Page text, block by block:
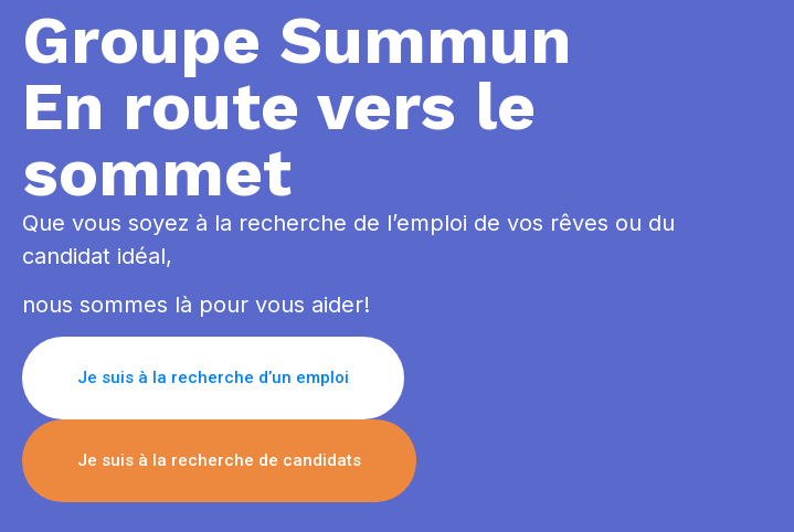
Groupe Summun
En route vers le
sommet
Que vous soyez à la recherche de l’emploi de vos rêves ou du
candidat idéal,
nous sommes là pour vous aider!
Je suis à la recherche d’un emploi
Je suis à la recherche de candidats